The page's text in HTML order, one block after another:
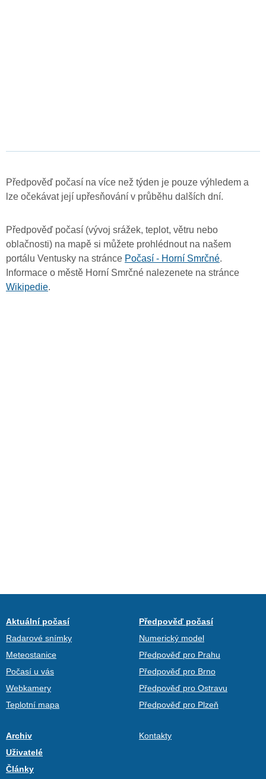
Předpověď počasí na více než týden je pouze výhledem a
lze očekávat její upřesňování v průběhu dalších dní.
Předpověď počasí (vývoj srážek, teplot, větru nebo
oblačnosti) na mapě si můžete prohlédnout na našem
portálu Ventusky na stránce Počasí - Horní Smrčné.
Informace o městě Horní Smrčné nalezenete na stránce
Wikipedie.
Aktuální počasí
Radarové snímky
Meteostanice
Počasí u vás
Webkamery
Teplotní mapa
Předpověď počasí
Numerický model
Předpověď pro Prahu
Předpověď pro Brno
Předpověď pro Ostravu
Předpověď pro Plzeň
Archiv
Uživatelé
Články
Kontakty